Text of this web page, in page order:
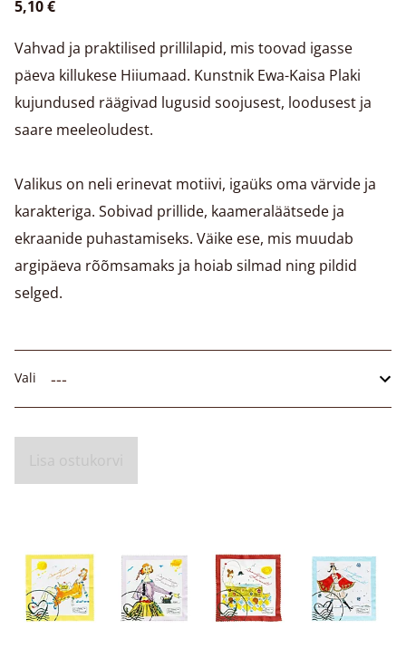
5,10 €
Vahvad ja praktilised prillilapid, mis toovad igasse
päeva killukese Hiiumaad. Kunstnik Ewa-Kaisa Plaki
kujundused räägivad lugusid soojusest, loodusest ja
saare meeleoludest.
Valikus on neli erinevat motiivi, igaüks oma värvide ja
karakteriga. Sobivad prillide, kaameraläätsede ja
ekraanide puhastamiseks. Väike ese, mis muudab
argipäeva rõõmsamaks ja hoiab silmad ning pildid
selged.
Vali